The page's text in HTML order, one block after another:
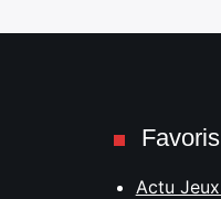
Favoris
Actu